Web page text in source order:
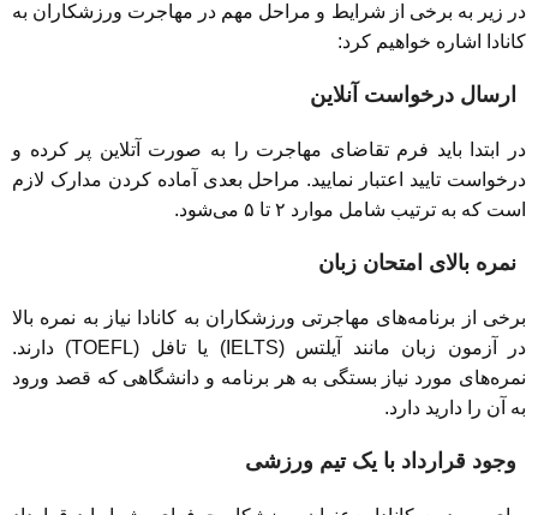
در زیر به برخی از شرایط و مراحل مهم در مهاجرت ورزشکاران به
کانادا اشاره خواهیم کرد:
ارسال درخواست آنلاین
در ابتدا باید فرم تقاضای مهاجرت را به صورت آتلاین پر کرده و
درخواست تایید اعتبار نمایید. مراحل بعدی آماده کردن مدارک لازم
است که به ترتیب شامل موارد ۲ تا ۵ می‌شود.
نمره بالای امتحان زبان
برخی از برنامه‌های مهاجرتی ورزشکاران به کانادا نیاز به نمره بالا
در آزمون زبان مانند آیلتس (IELTS) یا تافل (TOEFL) دارند.
نمره‌های مورد نیاز بستگی به هر برنامه و دانشگاهی که قصد ورود
به آن را دارید دارد.
وجود قرارداد با یک تیم ورزشی